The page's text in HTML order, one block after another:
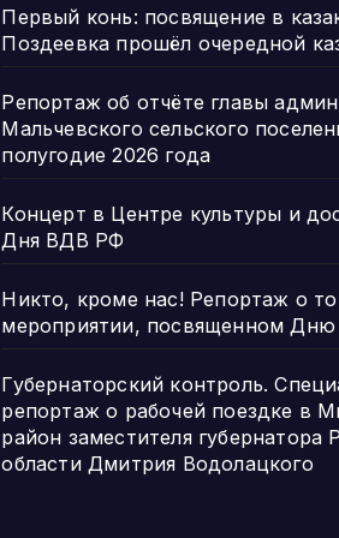
Первый конь: посвящение в
Поздеевка прошёл очередной
Репортаж об отчёте главы
Мальчевского сельского
полугодие 2026 года
Концерт в Центре культуры и
Дня ВДВ РФ
Никто, кроме нас! Репортаж о
мероприятии, посвященном
Губернаторский контроль.
репортаж о рабочей поездке в
район заместителя губернатора
области Дмитрия Водолацкого